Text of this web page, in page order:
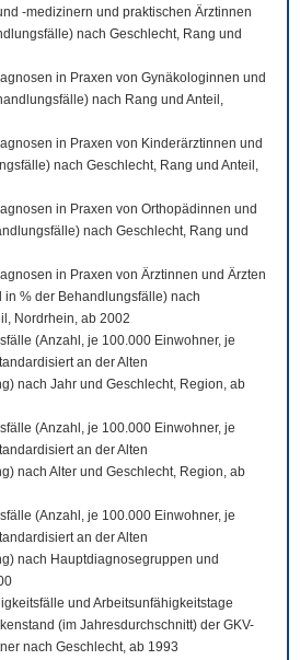
-medizinern und praktischen Ärztinnen
nach Geschlecht, Rang und
in Praxen von Gynäkologinnen und
nach Rang und Anteil,
in Praxen von Kinderärztinnen und
nach Geschlecht, Rang und Anteil,
in Praxen von Orthopädinnen und
nach Geschlecht, Rang und
in Praxen von Ärztinnen und Ärzten
% der Behandlungsfälle) nach
Nordrhein, ab 2002
(Anzahl, je 100.000 Einwohner, je
an der Alten
nach Jahr und Geschlecht, Region, ab
(Anzahl, je 100.000 Einwohner, je
an der Alten
nach Alter und Geschlecht, Region, ab
(Anzahl, je 100.000 Einwohner, je
an der Alten
nach Hauptdiagnosegruppen und
und Arbeitsunfähigkeitstage
(im Jahresdurchschnitt) der GKV-
nach Geschlecht, ab 1993